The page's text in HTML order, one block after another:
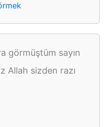
görmüştüm sayın
Allah sizden razı